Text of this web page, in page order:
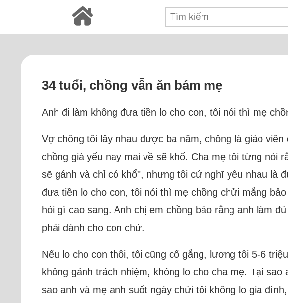
34 tuổi, chồng vẫn ăn bám mẹ
Anh đi làm không đưa tiền lo cho con, tôi nói thì mẹ
Vợ chồng tôi lấy nhau được ba năm, chồng là giáo
chồng già yếu nay mai về sẽ khổ. Cha mẹ tôi từng nói
sẽ gánh và chỉ có khổ", nhưng tôi cứ nghĩ yêu nhau là
đưa tiền lo cho con, tôi nói thì mẹ chồng chửi mắng
hỏi gì cao sang. Anh chị em chồng bảo rằng anh làm
phải dành cho con chứ.
Nếu lo cho con thôi, tôi cũng cố gắng, lương tôi 5-6
không gánh trách nhiệm, không lo cho cha mẹ. Tại
sao anh và mẹ anh suốt ngày chửi tôi không lo gia